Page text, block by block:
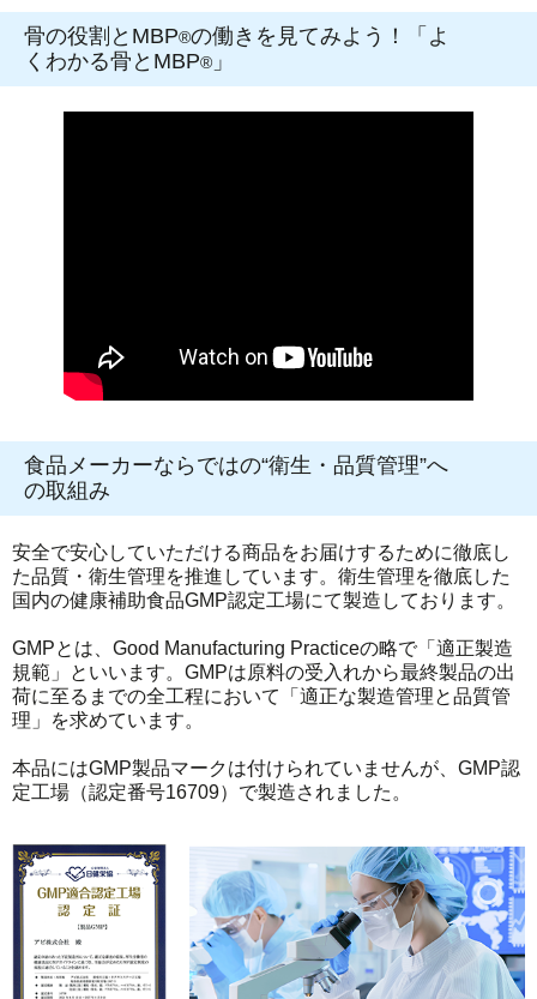
骨の役割とMBP®の働きを見てみよう！「よ
くわかる骨とMBP® 」
食品メーカーならではの“衛生・品質管理”へ
の取組み
安全で安心していただける商品をお届けするために徹底し
た品質・衛生管理を推進しています。衛生管理を徹底した
国内の健康補助食品GMP認定工場にて製造しております。
GMPとは、Good Manufacturing Practiceの略で「適正製造
規範」といいます。GMPは原料の受入れから最終製品の出
荷に至るまでの全工程において「適正な製造管理と品質管
理」を求めています。
本品にはGMP製品マークは付けられていませんが、GMP認
定工場（認定番号16709）で製造されました。